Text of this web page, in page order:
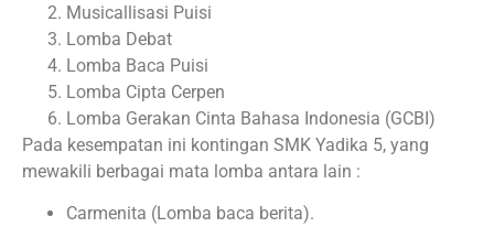
Musicallisasi Puisi
Lomba Debat
Lomba Baca Puisi
Lomba Cipta Cerpen
Lomba Gerakan Cinta Bahasa Indonesia (GCBI)
Pada kesempatan ini kontingan SMK Yadika 5, yang
mewakili berbagai mata lomba antara lain :
Carmenita (Lomba baca berita).